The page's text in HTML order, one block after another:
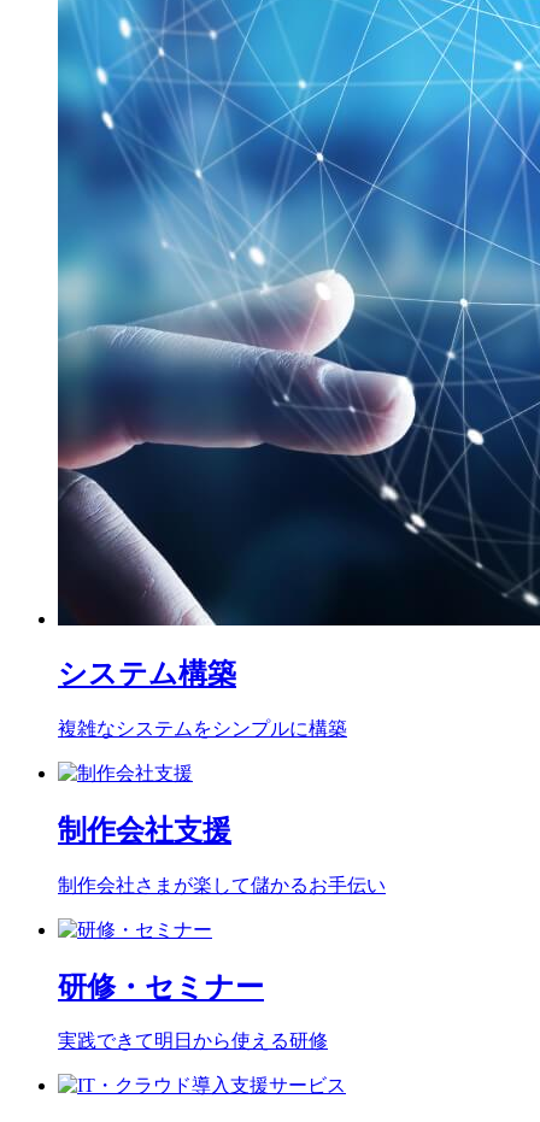
システム構築
複雑なシステムをシンプルに構築
制作会社支援
制作会社さまが楽して儲かるお手伝い
研修・セミナー
実践できて明日から使える研修